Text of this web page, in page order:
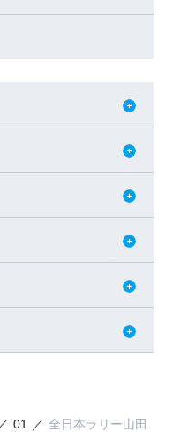
01
全日本ラリー山田